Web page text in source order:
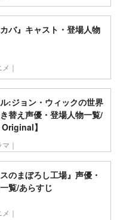
バ』キャスト・登場人物
メ｜
:ジョン・ウィックの世界
替え声優・登場人物一覧/
】
マ｜
のまぼろし工場』声優・
覧/あらすじ
メ｜